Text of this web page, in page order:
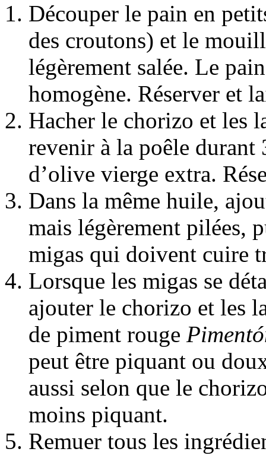
Découper le pain en
des croutons) et le
légèrement salée. Le
homogène. Réserver et
Hacher le chorizo et les
revenir à la poêle durant
d’olive vierge extra.
Dans la même huile,
mais légèrement pilées,
migas qui doivent cuire
Lorsque les migas se
ajouter le chorizo et les
de piment rouge
peut être piquant ou
aussi selon que le
moins piquant.
Remuer tous les